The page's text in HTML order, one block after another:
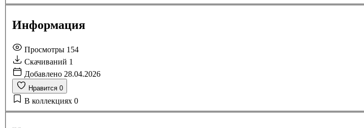
Информация
Просмотры 154
Скачиваний 1
Добавлено 28.04.2026
Нравится 0
В коллекциях 0